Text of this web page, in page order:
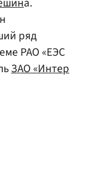
ряд
РАО «ЕЭС
ЗАО «Интер